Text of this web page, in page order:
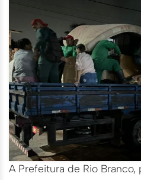
A Prefeitura de Rio